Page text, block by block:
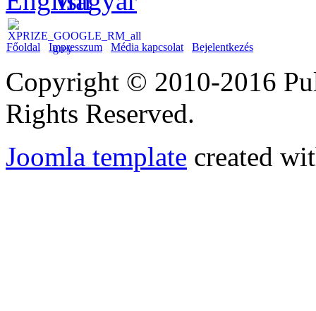
Főoldal Impresszum Média kapcsolat Bejelentkezés
Copyright © 2010-2016
Rights Reserved.
Joomla template created